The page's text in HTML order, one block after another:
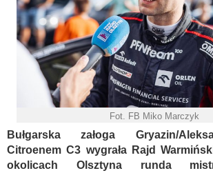
Fot. FB Miko Marczyk
Bułgarska załoga Gryazin/
Citroenem C3 wygrała Rajd
okolicach Olsztyna runda